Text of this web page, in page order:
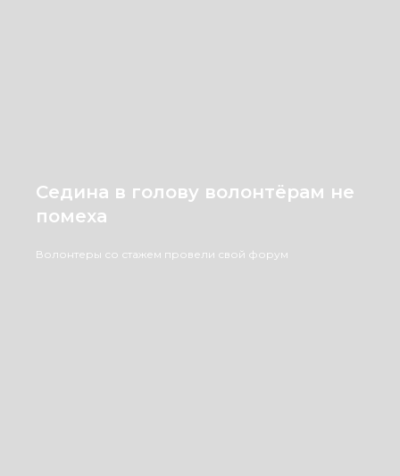
Седина в голову волонтёрам не
помеха
Волонтеры со стажем провели свой форум